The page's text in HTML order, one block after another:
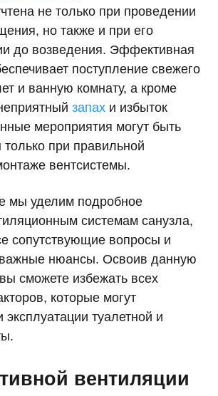
не только при проведении
но также и при его
до возведения. Эффективная
поступление свежего
и ванную комнату, а кроме
запах и избыток
мероприятия могут быть
при правильной
вентсистемы.
мы уделим подробное
системам санузла,
сопутствующие вопросы и
нюансы. Освоив данную
сможете избежать всех
которые могут
эксплуатации туалетной и
вентиляции